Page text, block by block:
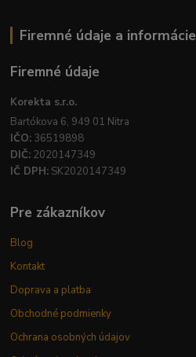
Firemné údaje a informácie
Firemné údaje
Korekta s.r.o.
Bartókova 6, 949 01 Nitra
IČO: 36519898
DIČ: 2020147349
IČ DPH: SK2020147349
Pre zákazníkov
Blog
Kontakt
Doprava a platba
Obchodné podmienky
Ochrana osobných údajov